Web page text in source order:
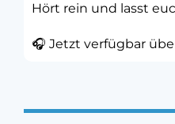
Hört rein und lasst
🎧 Jetzt verfügbar